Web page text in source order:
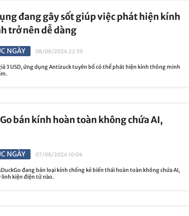
đang gây sốt giúp việc phát hiện kính
trở nên dễ dàng
NGÀY 08/08/2026 22:59
3 USD, ứng dụng Antizuck tuyên bố có thể phát hiện kính thông minh
bán kính hoàn toàn không chứa AI,
NGÀY 07/08/2026 10:04
đang bán loại kính chống kẻ biến thái hoàn toàn không chứa AI,
linh kiện điện tử nào.